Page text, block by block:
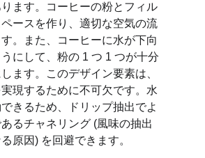
ます。コーヒーの粉とフィル
ースを作り、適切な空気の流
。また、コーヒーに水が下向
にして、粉の 1 つ 1 つが十分
ます。このデザイン要素は、
現するために不可欠です。水
きるため、ドリップ抽出でよ
るチャネリング (風味の抽出
原因) を回避できます。